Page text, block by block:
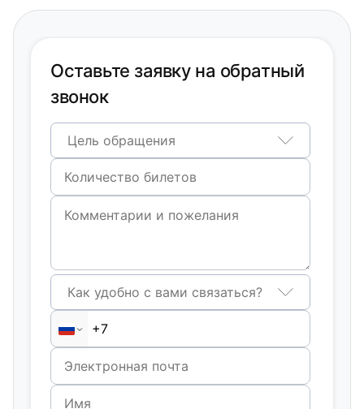
Оставьте заявку на обратный
звонок
Цель обращения
Как удобно с вами связаться?